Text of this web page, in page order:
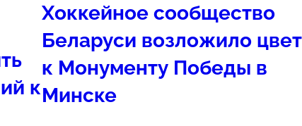
к
Хоккейное сообщество
Беларуси возложило
к Монументу Победы в
Минске